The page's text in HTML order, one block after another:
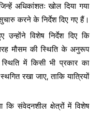
अधिकांशतः खोल दिया गया
करने के निर्देश दिए गए हैं।
उन्होंने विशेष निर्देश दिए कि
मौसम की स्थिति के अनुरूप
में किसी भी प्रकार का
रखा जाए, ताकि यात्रियों
कि संवेदनशील क्षेत्रों में विशेष